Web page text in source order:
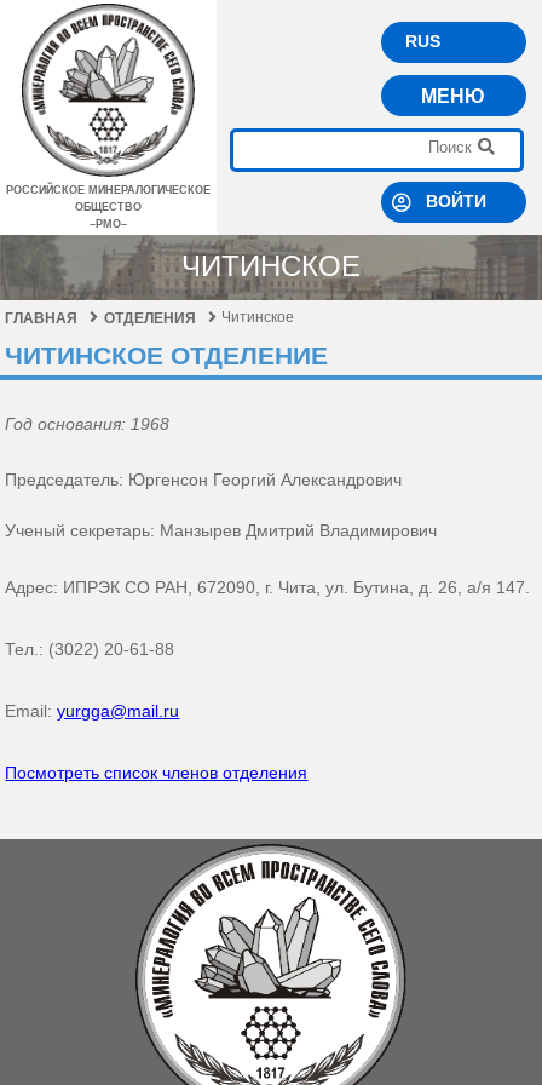
РОССИЙСКОЕ МИНЕРАЛОГИЧЕСКОЕ
ОБЩЕСТВО
–РМО–
RUS
МЕНЮ
ВОЙТИ
ЧИТИНСКОЕ
ГЛАВНАЯ ОТДЕЛЕНИЯ Читинское
ЧИТИНСКОЕ ОТДЕЛЕНИЕ
Год основания: 1968
Председатель: Юргенсон Георгий Александрович
Ученый секретарь: Манзырев Дмитрий Владимирович
Адрес: ИПРЭК СО РАН, 672090, г. Чита, ул. Бутина, д. 26, а/я 147.
Тел.: (3022) 20-61-88
Email:yurgga@mail.ru
Посмотреть список членов отделения